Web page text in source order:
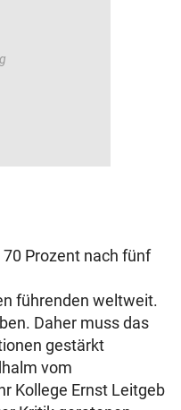
Prozent nach fünf
führenden weltweit.
Daher muss das
gestärkt
vom
Kollege Ernst Leitgeb